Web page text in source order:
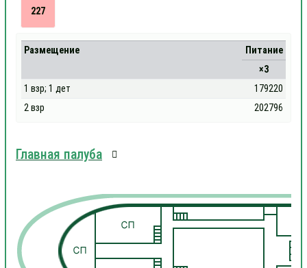
227
Размещение
Питание
×3
1 взр; 1 дет
179220
2 взр
202796
Главная палуба